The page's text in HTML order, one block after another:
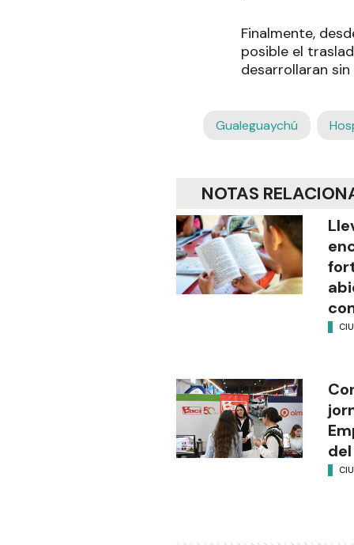
Finalmente,
posible el
desarrollaran
Gualeguaychú
NOTAS